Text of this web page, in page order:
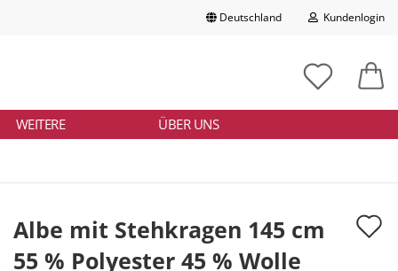
Deutschland Kundenlogin
E-Mail
ÜBER UNS
WEITERE
Albe mit Stehkragen 145 cm
55 % Polyester 45 % Wolle